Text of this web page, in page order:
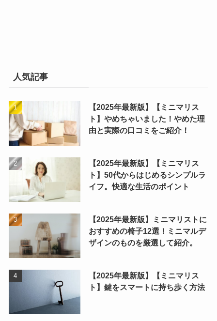
人気記事
【2025年最新版】【ミニマリス
ト】やめちゃいました！やめた理
由と実際の口コミをご紹介！
【2025年最新版】【ミニマリス
ト】50代からはじめるシンプルラ
イフ。快適な生活のポイント
【2025年最新版】ミニマリストに
おすすめの椅子12選！ミニマルデ
ザインのものを厳選して紹介。
【2025年最新版】【ミニマリス
ト】鍵をスマートに持ち歩く方法